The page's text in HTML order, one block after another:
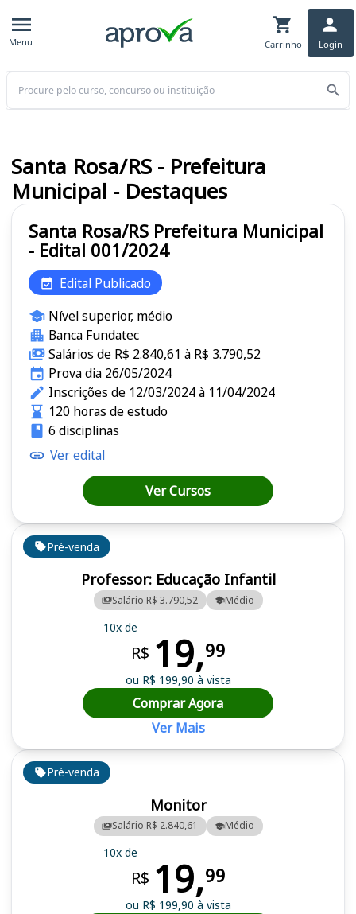
Menu Carrinho Login
Buscar
Pré-venda
Monitor
Salário R$ 2.840,61 Médio
10x de
R$ 19,99
ou R$ 199,90 à vista
Pré-venda
Professor: Educação Infantil
Salário R$ 3.790,52 Médio
10x de
R$ 19,99
ou R$ 199,90 à vista
Comprar Agora
Ver Mais
Santa Rosa/RS Prefeitura Municipal
- Edital 001/2024
Edital Publicado
Nível superior, médio
Banca Fundatec
Salários de R$ 2.840,61 à R$ 3.790,52
Prova dia 26/05/2024
Inscrições de 12/03/2024 à 11/04/2024
120 horas de estudo
6 disciplinas
Ver edital
Ver Cursos
Santa Rosa/RS - Prefeitura
Municipal - Destaques